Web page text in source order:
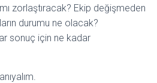
zorlaştıracak? Ekip değişmeden
durumu ne olacak?
sonuç için ne kadar